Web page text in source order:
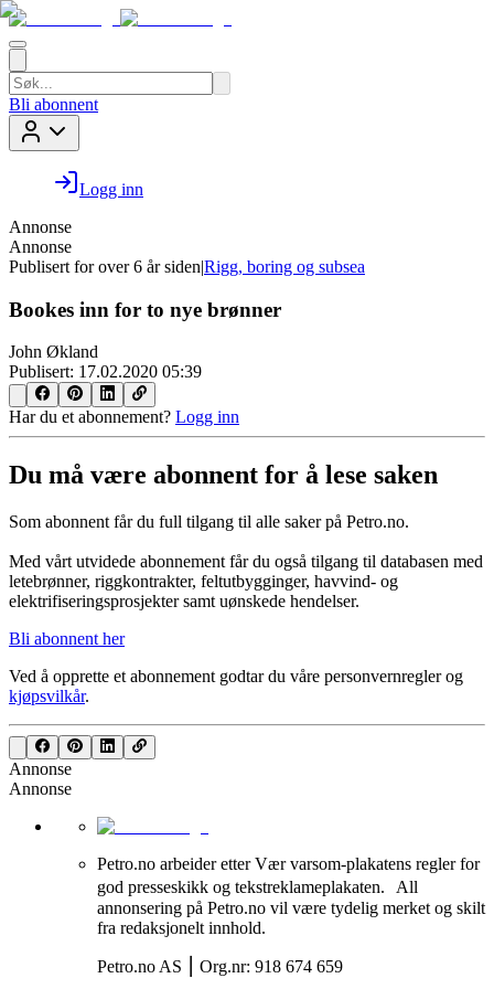
Bli abonnent
Logg inn
Annonse
Annonse
Publisert for over 6 år siden|Rigg, boring og subsea
Bookes inn for to nye brønner
John Økland
Publisert: 17.02.2020 05:39
Har du et abonnement? Logg inn
Du må være abonnent for å lese saken
Som abonnent får du full tilgang til alle saker på Petro.no.
Med vårt utvidede abonnement får du også tilgang til databasen med
letebrønner, riggkontrakter, feltutbygginger, havvind- og
elektrifiseringsprosjekter samt uønskede hendelser.
Bli abonnent her
Ved å opprette et abonnement godtar du våre personvernreglerog
kjøpsvilkår.
Annonse
Annonse
Petro.no arbeider etter Vær varsom-plakatens regler for
god presseskikk og tekstreklameplakaten. All
annonsering på Petro.no vil være tydelig merket og skilt
fra redaksjonelt innhold.
Petro.no AS ⎮ Org.nr: 918 674 659